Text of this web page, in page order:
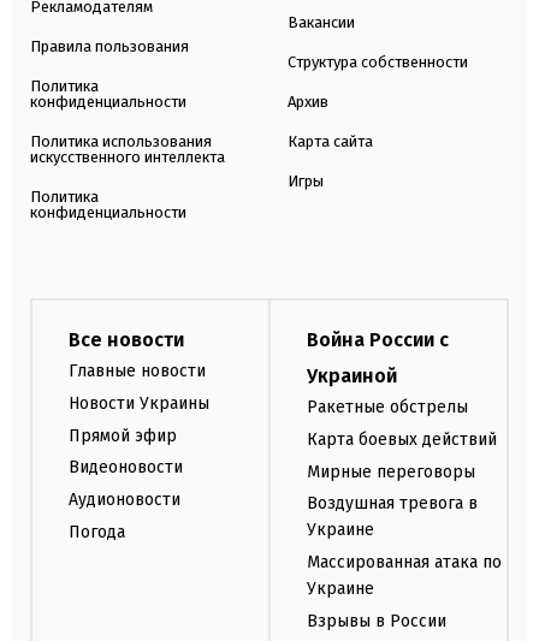
Рекламодателям
Правила пользования
Политика
конфиденциальности
Политика использования
искусственного интеллекта
Политика
конфиденциальности
Вакансии
Структура собственности
Архив
Карта сайта
Игры
Все новости
Главные новости
Новости Украины
Прямой эфир
Видеоновости
Аудионовости
Погода
Война России с
Украиной
Ракетные обстрелы
Карта боевых действий
Мирные переговоры
Воздушная тревога в
Украине
Массированная атака по
Украине
Взрывы в России